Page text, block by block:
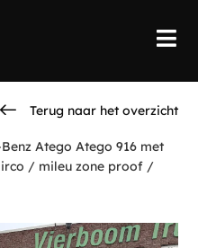
Atego Atego 916 met
/ mileu zone proof /
Terug naar het overzicht